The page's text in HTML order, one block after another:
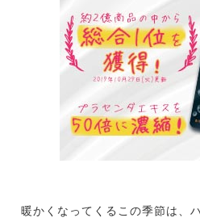
暖かくなってくるこの季節は、